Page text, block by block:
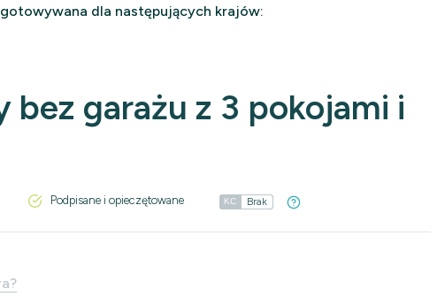
dla następujących krajów:
garażu z 3 pokojami i
Podpisane i opieczętowane KC Brak